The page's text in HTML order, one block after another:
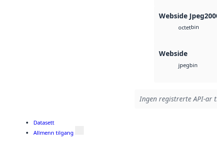
Webside
octetbin
Webside
jpegbin
Ingen registrerte API-ar
Datasett
Allmenn tilgang